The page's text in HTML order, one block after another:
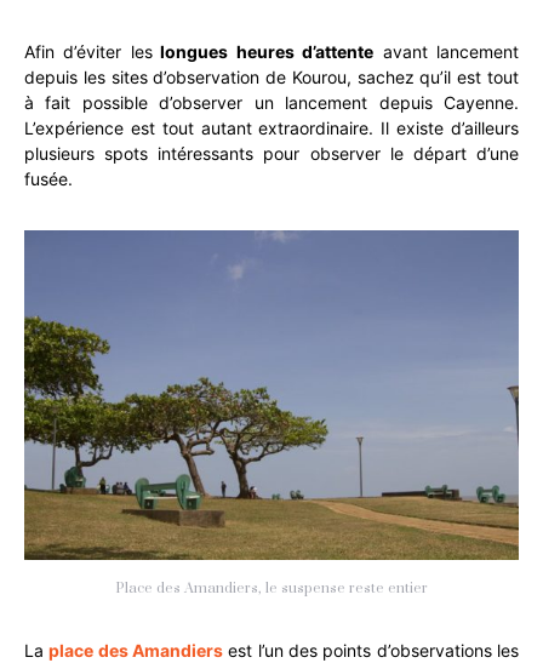
Afin d’éviter leslongues heures d’attente avant lancement
depuis les sites d’observation de Kourou, sachez qu’il est tout
à fait possible d’observer un lancement depuis Cayenne.
L’expérience est tout autant extraordinaire. Il existe d’ailleurs
plusieurs spots intéressants pour observer le départ d’une
fusée.
Place des Amandiers, le suspense reste entier
Laplace des Amandiers est l’un des points d’observations les